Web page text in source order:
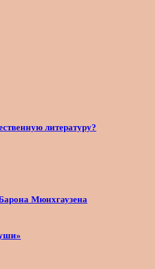
литературу?
Мюнхгаузена
добро и зло:
к жизни в целом и к самому
и проявляющаяся во
принадлежат: выбирается
)